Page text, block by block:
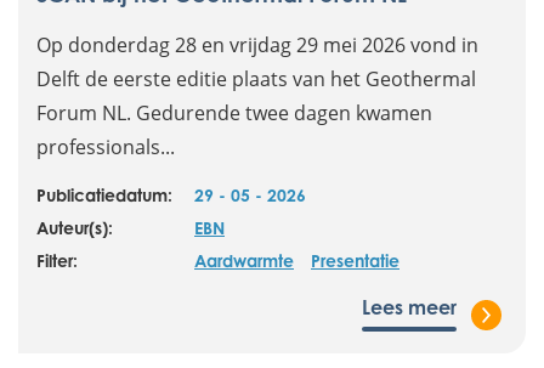
Op donderdag 28 en vrijdag 29 mei 2026 vond in
Delft de eerste editie plaats van het Geothermal
Forum NL. Gedurende twee dagen kwamen
professionals...
Publicatiedatum:
29 - 05 - 2026
Auteur(s):
EBN
Filter:
Aardwarmte Presentatie
Lees meer